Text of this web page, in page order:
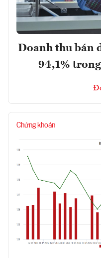
Doanh thu bán
94,1%
Chứng khoán